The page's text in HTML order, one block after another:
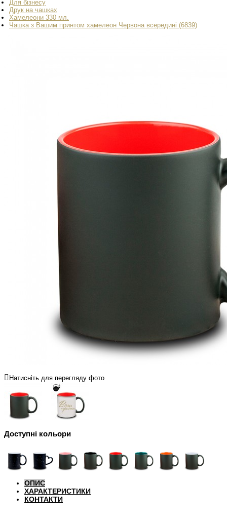
Для бізнесу
Друк на чашках
Хамелеони 330 мл.
Чашка з Вашим принтом хамелеон Червона всередині (6839)
Натисніть для перегляду фото
Доступні кольори
ОПИС
ХАРАКТЕРИСТИКИ
КОНТАКТИ